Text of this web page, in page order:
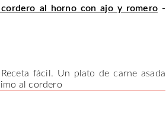
cordero al horno con ajo y romero -
fácil. Un plato de carne asada
al cordero